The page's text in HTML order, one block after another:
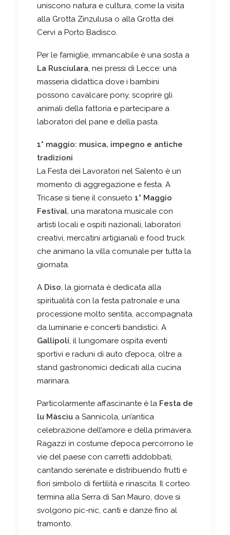
uniscono natura e cultura, come la visita
alla Grotta Zinzulusa o alla Grotta dei
Cervi a Porto Badisco.
Per le famiglie, immancabile è una sosta a
La Rusciulara, nei pressi di Lecce: una
masseria didattica dove i bambini
possono cavalcare pony, scoprire gli
animali della fattoria e partecipare a
laboratori del pane e della pasta.
1° maggio: musica, impegno e antiche
tradizioni
La Festa dei Lavoratori nel Salento è un
momento di aggregazione e festa. A
Tricase si tiene il consueto 1° Maggio
Festival, una maratona musicale con
artisti locali e ospiti nazionali, laboratori
creativi, mercatini artigianali e food truck
che animano la villa comunale per tutta la
giornata.
A Diso, la giornata è dedicata alla
spiritualità con la festa patronale e una
processione molto sentita, accompagnata
da luminarie e concerti bandistici. A
Gallipoli, il lungomare ospita eventi
sportivi e raduni di auto d’epoca, oltre a
stand gastronomici dedicati alla cucina
marinara.
Particolarmente affascinante è la Festa de
lu Màscìu a Sannicola, un’antica
celebrazione dell’amore e della primavera.
Ragazzi in costume d’epoca percorrono le
vie del paese con carretti addobbati,
cantando serenate e distribuendo frutti e
fiori simbolo di fertilità e rinascita. Il corteo
termina alla Serra di San Mauro, dove si
svolgono pic-nic, canti e danze fino al
tramonto.